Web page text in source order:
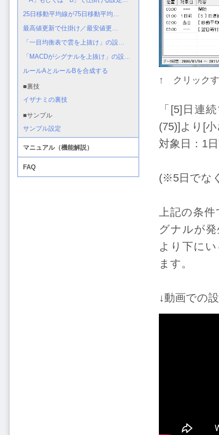
↑ クリックす
「[5]日連
(75)]より[
対象日：1
(※5日でな
上記の条
グナルが
より下に
ます。
↓動画での